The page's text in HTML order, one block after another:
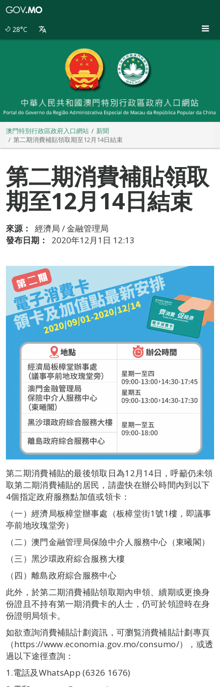
28°C
澳門特別行政區政府入口網站
新聞
第二期消費補貼領取期至12月14日結束
第二期消費補貼領取
期至12月14日結束
來源：
經濟局 / 金融管理局
發布日期：
2020年12月1日 12:13
第二期消費補貼的最後領取日為12月14日，呼籲仍未領
取第二期消費補貼的居民，請盡快在辦公時間內到以下
4個指定政府服務點加值或領卡：
（一）經濟局板樟堂辦事處（板樟堂街1號1樓，即議事
亭前地玫瑰堂旁）
（二）澳門金融管理局保險中介人服務中心（東曦閣）
（三）黑沙環政府綜合服務大樓
（四）離島政府綜合服務中心
此外，於第二期消費補貼領取期內申領、續期或更換身
份證且不持有第一期消費卡的人士，仍可於領證時在身
份證明局領卡。
如欲查詢消費補貼計劃資訊，可瀏覧消費補貼計劃專頁
（https://www.economia.gov.mo/consumo/），或透
過以下途徑查詢：
1.電話及WhatsApp (6326 1676)